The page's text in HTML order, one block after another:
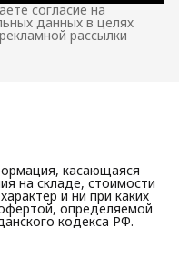
согласие на
данных в целях
рассылки
касающаяся
на складе, стоимости
и ни при каких
определяемой
кодекса РФ.